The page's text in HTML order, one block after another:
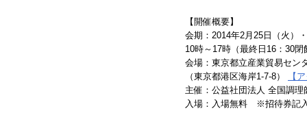
【開催概要】
会期：2014年2月25日（火）
10時～17時（最終日16：30閉
会場：東京都立産業貿易セン
（東京都港区海岸1-7-8）
【
主催：公益社団法人 全国調理
入場：入場無料 ※招待券記